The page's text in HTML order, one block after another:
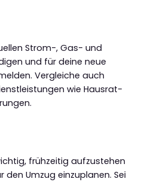
Strom-, Gas- und
und für deine neue
Vergleiche auch
wie Hausrat-
frühzeitig aufzustehen
Umzug einzuplanen. Sei